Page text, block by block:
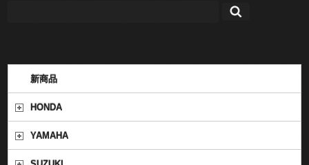
新商品
HONDA
YAMAHA